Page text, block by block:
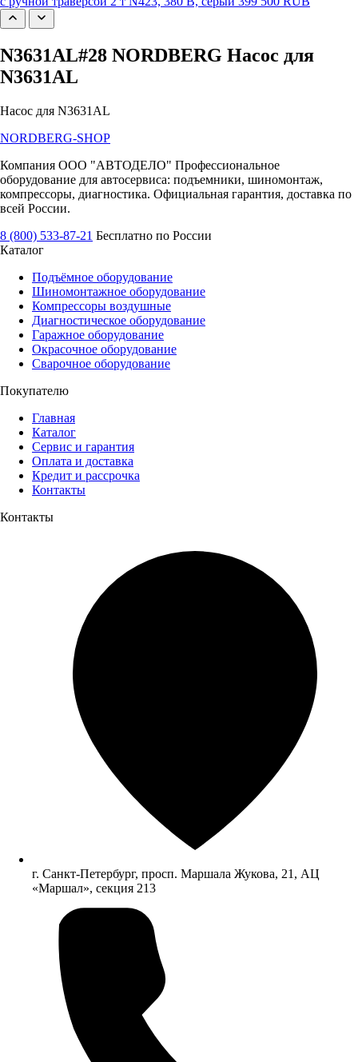
N3631AL#28 NORDBERG Насос для
N3631AL
Насос для N3631AL
NORDBERG-SHOP
Компания ООО "АВТОДЕЛО" Профессиональное
оборудование для автосервиса: подъемники, шиномонтаж,
компрессоры, диагностика. Официальная гарантия, доставка по
всей России.
8 (800) 533-87-21 Бесплатно по России
Каталог
Подъёмное оборудование
Шиномонтажное оборудование
Компрессоры воздушные
Диагностическое оборудование
Гаражное оборудование
Окрасочное оборудование
Сварочное оборудование
Покупателю
Главная
Каталог
Сервис и гарантия
Оплата и доставка
Кредит и рассрочка
Контакты
Контакты
г. Санкт-Петербург, просп. Маршала Жукова, 21, АЦ
«Маршал», секция 213